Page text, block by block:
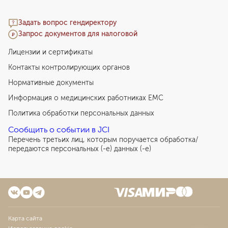
Задать вопрос гендиректору
Запрос документов для налоговой
Лицензии и сертификаты
Контакты контролирующих органов
Нормативные документы
Информация о медицинских работниках EMC
Политика обработки персональных данных
Сообщить о событии в JCI
Перечень третьих лиц, которым поручается обработка/
передаются персональных (-е) данных (-е)
Карта сайта